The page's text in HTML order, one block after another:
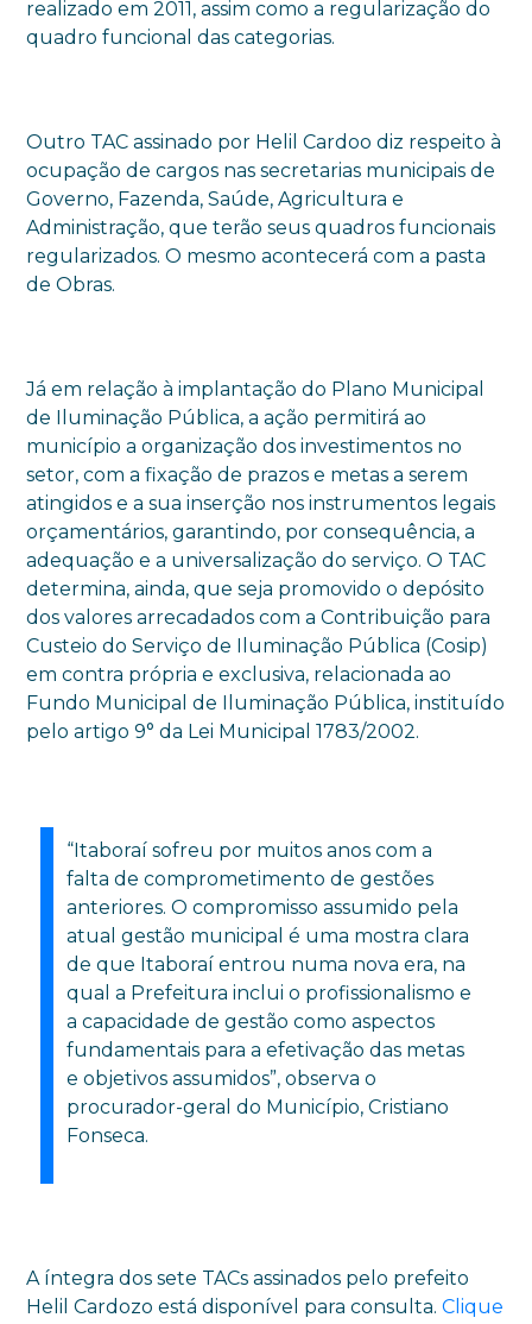
realizado em 2011, assim como a regularização do
quadro funcional das categorias.
Outro TAC assinado por Helil Cardoo diz respeito à
ocupação de cargos nas secretarias municipais de
Governo, Fazenda, Saúde, Agricultura e
Administração, que terão seus quadros funcionais
regularizados. O mesmo acontecerá com a pasta
de Obras.
Já em relação à implantação do Plano Municipal
de Iluminação Pública, a ação permitirá ao
município a organização dos investimentos no
setor, com a fixação de prazos e metas a serem
atingidos e a sua inserção nos instrumentos legais
orçamentários, garantindo, por consequência, a
adequação e a universalização do serviço. O TAC
determina, ainda, que seja promovido o depósito
dos valores arrecadados com a Contribuição para
Custeio do Serviço de Iluminação Pública (Cosip)
em contra própria e exclusiva, relacionada ao
Fundo Municipal de Iluminação Pública, instituído
pelo artigo 9° da Lei Municipal 1783/2002.
“Itaboraí sofreu por muitos anos com a
falta de comprometimento de gestões
anteriores. O compromisso assumido pela
atual gestão municipal é uma mostra clara
de que Itaboraí entrou numa nova era, na
qual a Prefeitura inclui o profissionalismo e
a capacidade de gestão como aspectos
fundamentais para a efetivação das metas
e objetivos assumidos”, observa o
procurador-geral do Município, Cristiano
Fonseca.
A íntegra dos sete TACs assinados pelo prefeito
Helil Cardozo está disponível para consulta.Clique